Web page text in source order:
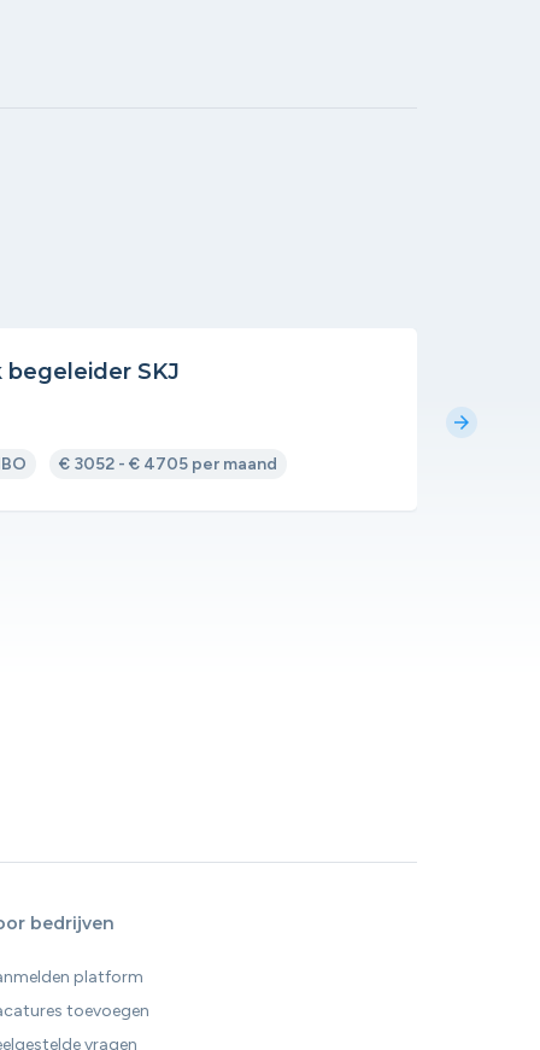
SKJ
€ 3052 - € 4705 per maand
arrow_forward
bedrijven
platform
toevoegen
vragen